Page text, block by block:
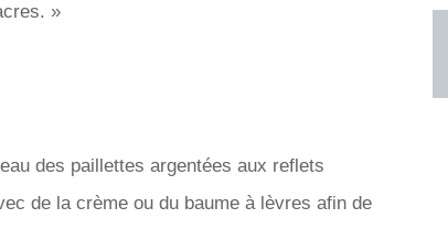
»
des paillettes argentées aux reflets
de la crème ou du baume à lèvres afin de